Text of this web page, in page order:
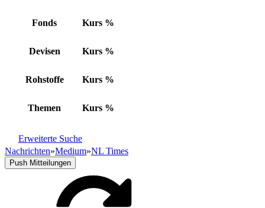
Fonds Kurs %
Devisen Kurs %
Rohstoffe Kurs %
Themen Kurs %
Erweiterte Suche
Nachrichten»Medium»NL Times
Push Mitteilungen